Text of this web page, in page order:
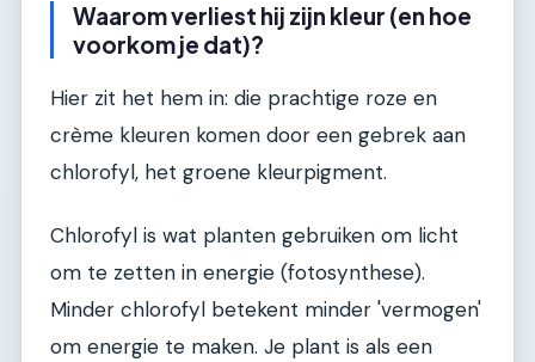
Waarom verliest hij zijn kleur (en hoe
voorkom je dat)?
Hier zit het hem in: die prachtige roze en
crème kleuren komen door een gebrek aan
chlorofyl, het groene kleurpigment.
Chlorofyl is wat planten gebruiken om licht
om te zetten in energie (fotosynthese).
Minder chlorofyl betekent minder 'vermogen'
om energie te maken. Je plant is als een